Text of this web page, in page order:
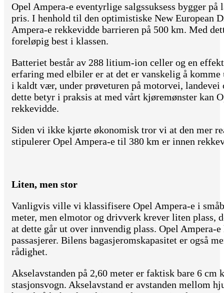
Opel Ampera-e eventyrlige salgssuksess bygger
pris. I henhold til den optimistiske New European
Ampera-e rekkevidde barrieren på 500 km. Med
foreløpig best i klassen.
Batteriet består av 288 litium-ion celler og en
erfaring med elbiler er at det er vanskelig å
i kaldt vær, under prøveturen på motorvei,
dette betyr i praksis at med vårt kjøremønster kan
rekkevidde.
Siden vi ikke kjørte økonomisk tror vi at den mer
stipulerer Opel Ampera-e til 380 km er innen
Liten, men stor
Vanligvis ville vi klassifisere Opel Ampera-e i
meter, men elmotor og drivverk krever liten plass,
at dette går ut over innvendig plass. Opel Ampera-
passasjerer. Bilens bagasjeromskapasitet er også
rådighet.
Akselavstanden på 2,60 meter er faktisk bare 6 cm
stasjonsvogn. Akselavstand er avstanden mellom